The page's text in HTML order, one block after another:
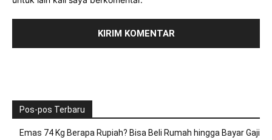
Pos-pos Terbaru
Emas 74 Kg Berapa Rupiah? Bisa Beli Rumah hingga Bayar Gaji